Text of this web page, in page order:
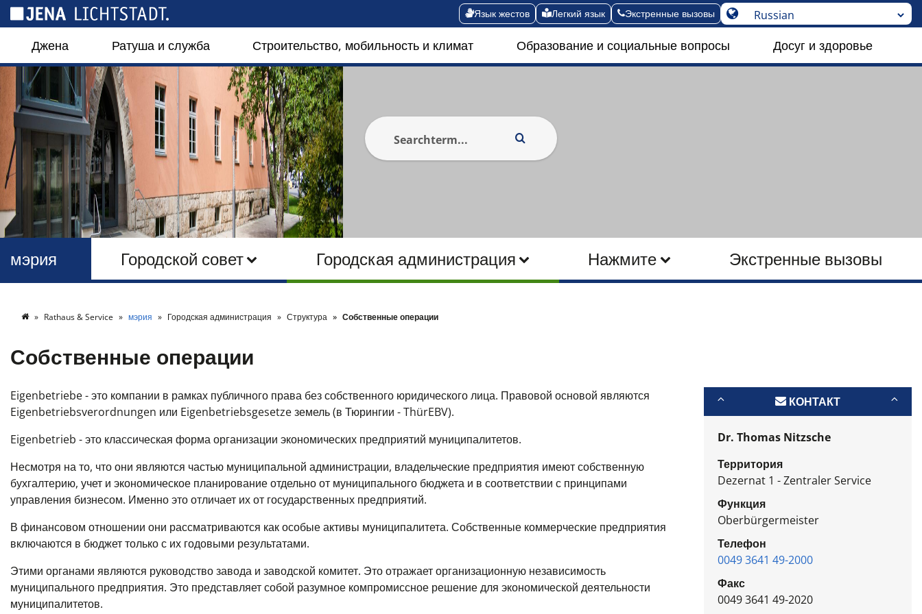
Язык жестов Легкий язык Экстренные вызовы
Джена Ратуша и служба Строительство, мобильность и климат Образование и социальные вопросы Досуг и здоровье
Городской совет Городская администрация Нажмите Экстренные вызовы
мэрия
Rathaus & Service мэрия Городская администрация Структура Собственные операции
Собственные операции
Eigenbetriebe - это компании в рамках публичного права без собственного юридического лица. Правовой основой являются
Eigenbetriebsverordnungen или Eigenbetriebsgesetze земель (в Тюрингии - ThürEBV).
Eigenbetrieb - это классическая форма организации экономических предприятий муниципалитетов.
Несмотря на то, что они являются частью муниципальной администрации, владельческие предприятия имеют собственную
бухгалтерию, учет и экономическое планирование отдельно от муниципального бюджета и в соответствии с принципами
управления бизнесом. Именно это отличает их от государственных предприятий.
В финансовом отношении они рассматриваются как особые активы муниципалитета. Собственные коммерческие предприятия
включаются в бюджет только с их годовыми результатами.
Этими органами являются руководство завода и заводской комитет. Это отражает организационную независимость
муниципального предприятия. Это представляет собой разумное компромиссное решение для экономической деятельности
муниципалитетов.
КОНТАКТ
Dr. Thomas Nitzsche
Территория
Dezernat 1 - Zentraler Service
Функция
Oberbürgermeister
Телефон
0049 3641 49-2000
Факс
0049 3641 49-2020
Панель управления cookies